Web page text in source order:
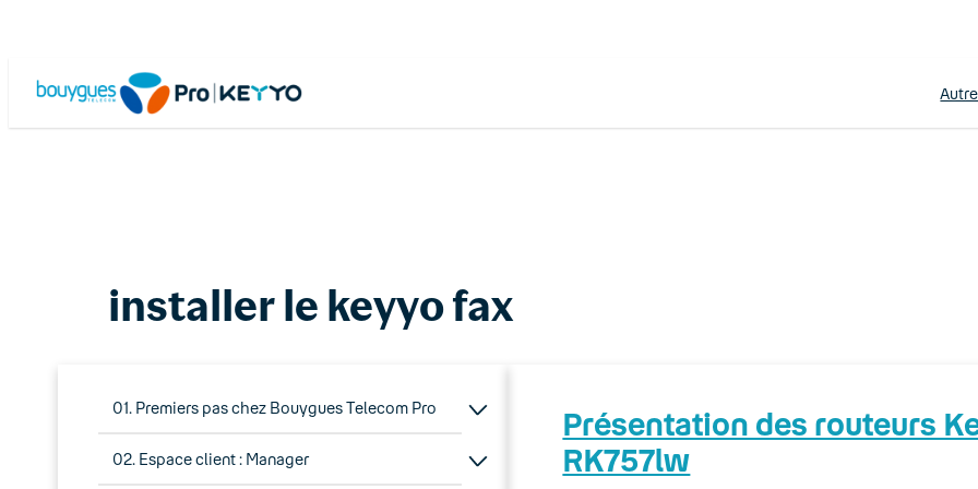
Autre
installer le keyyo fax
01. Premiers pas chez Bouygues Telecom Pro
02. Espace client : Manager
Présentation des routeurs
RK757lw